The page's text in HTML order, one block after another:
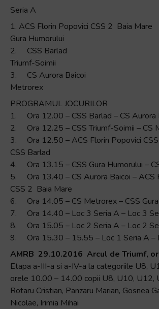
Seria A
1. ACS Florin Popovici CSS 2 Baia
Gura Humorului
2. CSS Barlad
Triumf-Soimii
3. CS Aurora Baicoi
Metrorex
PROGRAMUL JOCURILOR
1. Ora 12.00 – CSS Barlad – CS Aurora
2. Ora 12.25 – CSS Triumf-Soimii – CS
3. Ora 12.50 – ACS Florin Popovici
CSS Barlad
4. Ora 13.15 – CSS Gura Humorului –
5. Ora 13.40 – CS Aurora Baicoi – ACS
CSS 2 Baia Mare
6. Ora 14.05 – CS Metrorex – CSS
7. Ora 14.40 – Loc 3 Seria A – Loc 3
8. Ora 15.05 – Loc 2 Seria A – Loc 2
9. Ora 15.30 – 15.55 – Loc 1 Seria A –
AMRB 29.10.2016 Arcul de Triumf,
Etapa a-III-a si a-IV-a la categoriile U8,
orele 10.00 – 14.00 copii U8, U10, U12,
Rotaru Cristian, Panzaru Marian, Gosnea
Nicolae, Irimia Mihai